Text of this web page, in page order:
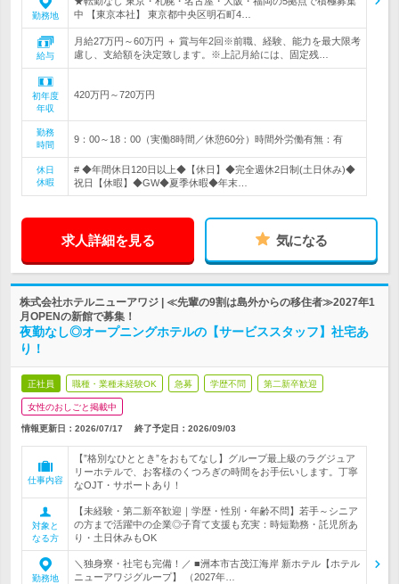
勤務地
中 【東京本社】 東京都中央区明石町4…
給与
月給27万円～60万円 ＋ 賞与年2回※前職、経験、能力を最大限考
慮し、支給額を決定致します。※上記月給には、固定残…
初年度
年収
420万円～720万円
勤務
時間
9：00～18：00（実働8時間／休憩60分）時間外労働有無：有
休日
休暇
# ◆年間休日120日以上◆【休日】◆完全週休2日制(土日休み)◆
祝日【休暇】◆GW◆夏季休暇◆年末…
求人詳細を見る 気になる
株式会社ホテルニューアワジ | ≪先輩の9割は島外からの移住者≫2027年1
月OPENの新館で募集！
夜勤なし◎オープニングホテルの【サービススタッフ】社宅あ
り！
正社員 職種・業種未経験OK 急募 学歴不問 第二新卒歓迎
女性のおしごと掲載中
情報更新日：2026/07/17 終了予定日： 2026/09/03
仕事内容
【”格別なひととき”をおもてなし】グループ最上級のラグジュア
リーホテルで、お客様のくつろぎの時間をお手伝いします。丁寧
なOJT・サポートあり！
対象と
なる方
【未経験・第二新卒歓迎｜学歴・性別・年齢不問】若手～シニア
の方まで活躍中の企業◎子育て支援も充実：時短勤務・託児所あ
り・土日休みもOK
勤務地
＼独身寮・社宅も完備！／ ■洲本市古茂江海岸 新ホテル【ホテル
ニューアワジグループ】 （2027年…